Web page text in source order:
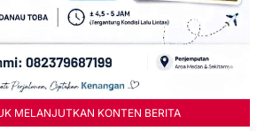
MELANJUTKAN KONTEN BERITA